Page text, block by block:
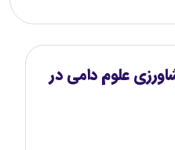
علوم دامی در